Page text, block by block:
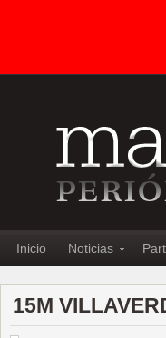
Inicio Noticias
15M